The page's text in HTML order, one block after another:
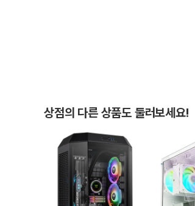
상점의 다른 상품도 둘러보세요!